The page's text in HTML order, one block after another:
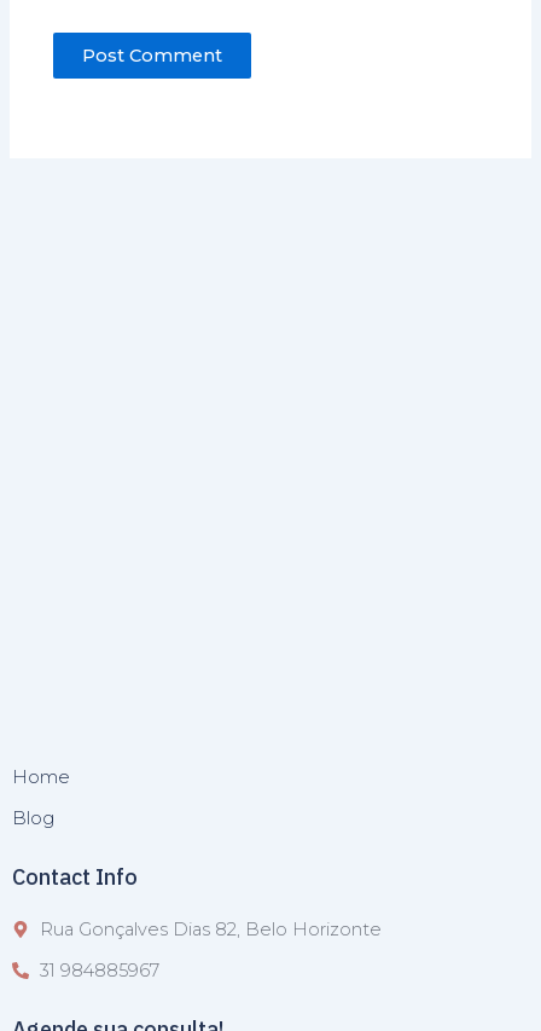
Home
Blog
Contact Info
Rua Gonçalves Dias 82, Belo Horizonte
31 984885967